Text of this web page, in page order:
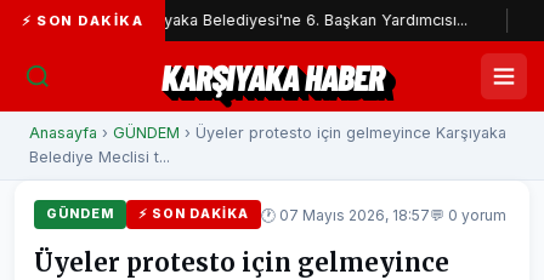
⚡ SON DAKIKA
Karşıyaka Belediyesi'ne 6. Başkan Yardımcısı...
KARŞIYAKA HABER
Anasayfa › GÜNDEM › Üyeler protesto için gelmeyince Karşıyaka
Belediye Meclisi t...
GÜNDEM ⚡ SON DAKIKA 🕐 07 Mayıs 2026, 18:57💬 0 yorum
Üyeler protesto için gelmeyince